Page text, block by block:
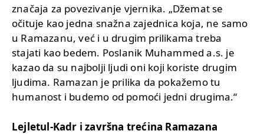
značaja za povezivanje vjernika. „Džemat se
očituje kao jedna snažna zajednica koja, ne samo
u Ramazanu, već i u drugim prilikama treba
stajati kao bedem. Poslanik Muhammed a.s. je
kazao da su najbolji ljudi oni koji koriste drugim
ljudima. Ramazan je prilika da pokažemo tu
humanost i budemo od pomoći jedni drugima.“
Lejletul-Kadr i završna trećina Ramazana